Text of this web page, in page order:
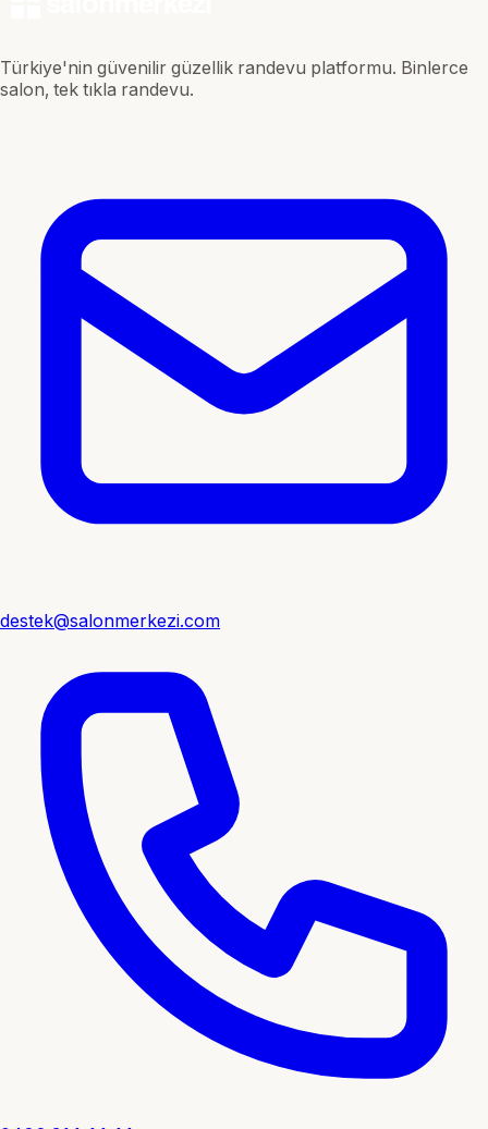
Türkiye'nin güvenilir güzellik randevu platformu. Binlerce
salon, tek tıkla randevu.
destek@salonmerkezi.com